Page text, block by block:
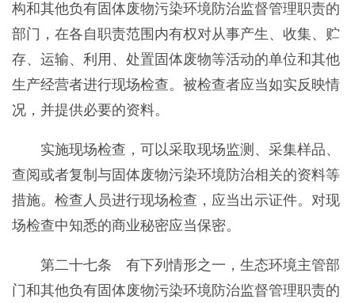
构和其他负有固体废物污染环境防治监督管理职责的
部门，在各自职责范围内有权对从事产生、收集、贮
存、运输、利用、处置固体废物等活动的单位和其他
生产经营者进行现场检查。被检查者应当如实反映情
况，并提供必要的资料。
实施现场检查，可以采取现场监测、采集样品、
查阅或者复制与固体废物污染环境防治相关的资料等
措施。检查人员进行现场检查，应当出示证件。对现
场检查中知悉的商业秘密应当保密。
第二十七条 有下列情形之一，生态环境主管部
门和其他负有固体废物污染环境防治监督管理职责的